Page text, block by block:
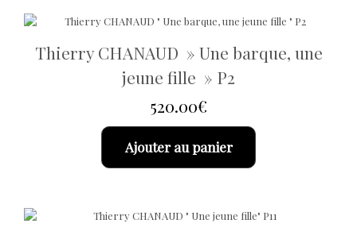
Thierry CHANAUD » Une barque, une
jeune fille » P2
520.00€
Ajouter au panier